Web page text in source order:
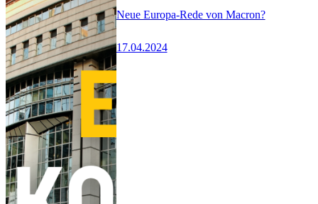
Neue Europa-Rede von Macron?
17.04.2024